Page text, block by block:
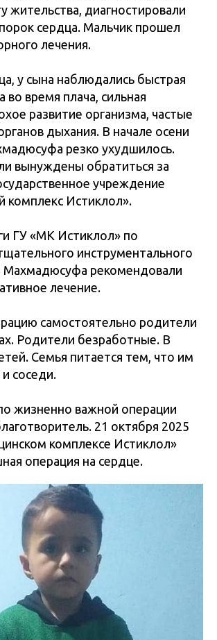
жительства, диагностировали
сердца. Мальчик прошел
лечения.
у сына наблюдались быстрая
во время плача, сильная
развитие организма, частые
дыхания. В начале осени
резко ухудшилось.
вынуждены обратиться за
учреждение
комплекс Истиклол».
ГУ «МК Истиклол» по
инструментального
Махмадюсуфа рекомендовали
лечение.
самостоятельно родители
Родители безработные. В
Семья питается тем, что им
соседи.
жизненно важной операции
21 октября 2025
комплексе Истиклол»
операция на сердце.